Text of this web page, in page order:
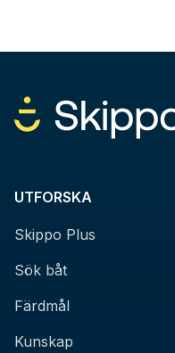
UTFORSKA
Skippo Plus
Sök båt
Färdmål
Kunskap